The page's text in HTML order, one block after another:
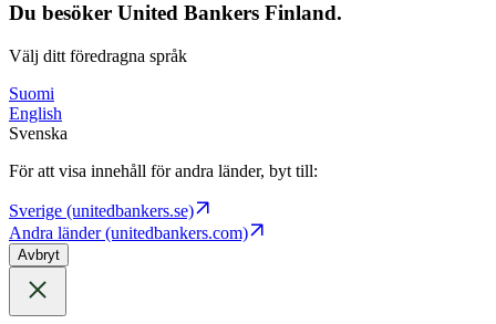
Du besöker United Bankers Finland.
Välj ditt föredragna språk
Suomi
English
Svenska
För att visa innehåll för andra länder, byt till:
Sverige (unitedbankers.se)
Andra länder (unitedbankers.com)
Avbryt